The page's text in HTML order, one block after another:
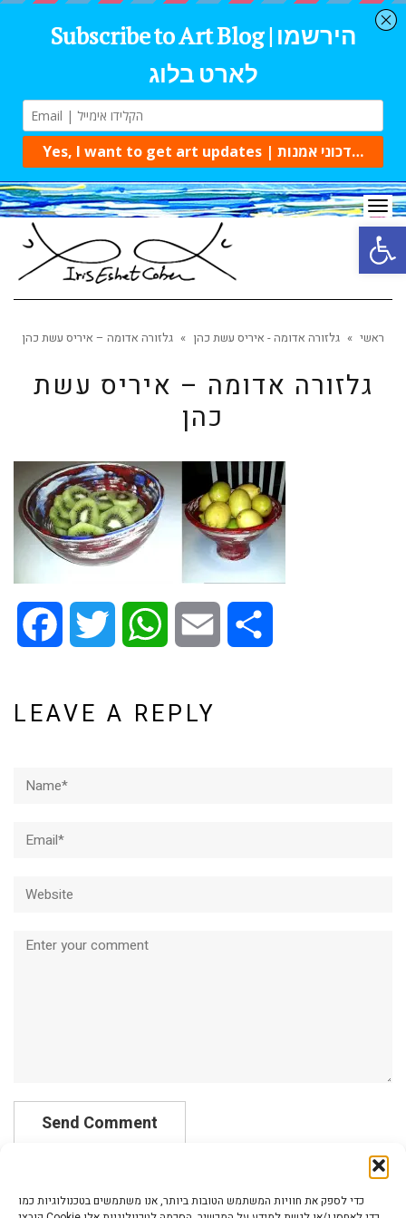
כדי לספק את חוויות המשתמש הטובות ביותר, אנו משתמשים בטכנולוגיות כמו
ראשי » גלזורה אדומה - איריס עשת כהן » גלזורה אדומה – איריס עשת כהן
גלזורה אדומה – איריס עשת
כהן
Facebook Twitter WhatsApp Email
LEAVE A REPLY
Comment